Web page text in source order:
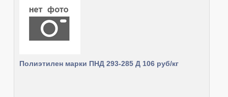
Полиэтилен марки ПНД 293-285 Д 106 руб/кг